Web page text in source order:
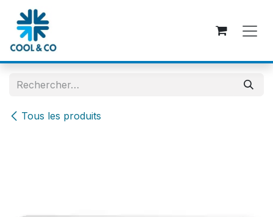
Se rendre au contenu
Tous les produits